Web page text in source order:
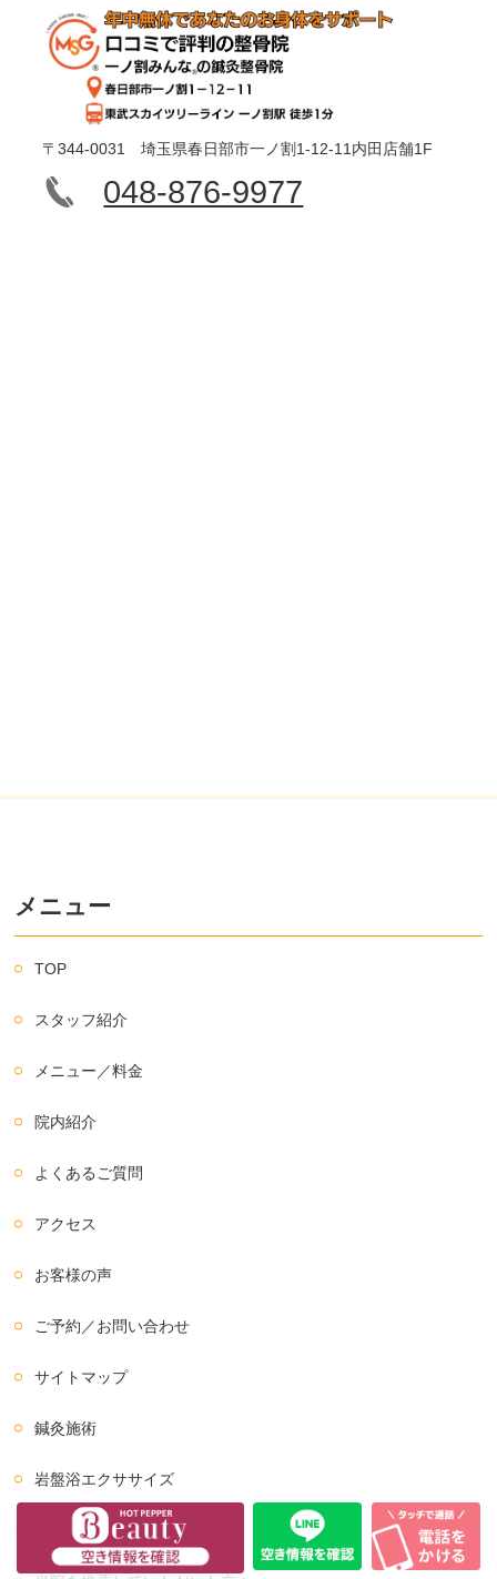
〒344-0031 埼玉県春日部市一ノ割1-12-11内田店舗1F
048-876-9977
メニュー
TOP
スタッフ紹介
メニュー／料金
院内紹介
よくあるご質問
アクセス
お客様の声
ご予約／お問い合わせ
サイトマップ
鍼灸施術
岩盤浴エクササイズ
BeforeAfter